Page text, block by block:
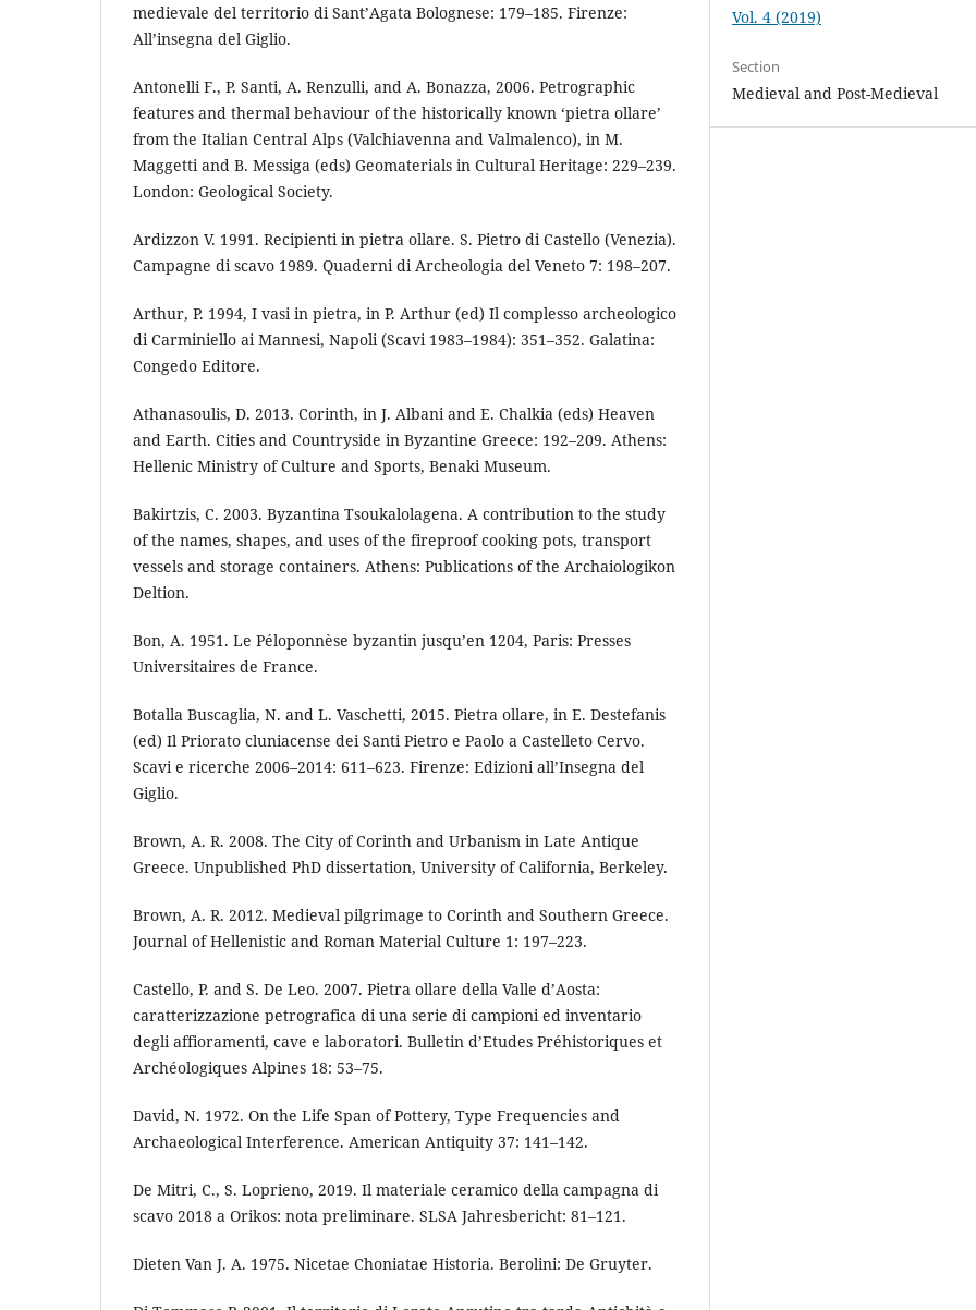
medievale del territorio di Sant’Agata Bolognese: 179–185. Firenze:
All’insegna del Giglio.
Antonelli F., P. Santi, A. Renzulli, and A. Bonazza, 2006. Petrographic
features and thermal behaviour of the historically known ‘pietra ollare’
from the Italian Central Alps (Valchiavenna and Valmalenco), in M.
Maggetti and B. Messiga (eds) Geomaterials in Cultural Heritage: 229–239.
London: Geological Society.
Ardizzon V. 1991. Recipienti in pietra ollare. S. Pietro di Castello (Venezia).
Campagne di scavo 1989. Quaderni di Archeologia del Veneto 7: 198–207.
Arthur, P. 1994, I vasi in pietra, in P. Arthur (ed) Il complesso archeologico
di Carminiello ai Mannesi, Napoli (Scavi 1983–1984): 351–352. Galatina:
Congedo Editore.
Athanasoulis, D. 2013. Corinth, in J. Albani and E. Chalkia (eds) Heaven
and Earth. Cities and Countryside in Byzantine Greece: 192–209. Athens:
Hellenic Ministry of Culture and Sports, Benaki Museum.
Bakirtzis, C. 2003. Byzantina Tsoukalolagena. A contribution to the study
of the names, shapes, and uses of the fireproof cooking pots, transport
vessels and storage containers. Athens: Publications of the Archaiologikon
Deltion.
Bon, A. 1951. Le Péloponnèse byzantin jusqu’en 1204, Paris: Presses
Universitaires de France.
Botalla Buscaglia, N. and L. Vaschetti, 2015. Pietra ollare, in E. Destefanis
(ed) Il Priorato cluniacense dei Santi Pietro e Paolo a Castelleto Cervo.
Scavi e ricerche 2006–2014: 611–623. Firenze: Edizioni all’Insegna del
Giglio.
Brown, A. R. 2008. The City of Corinth and Urbanism in Late Antique
Greece. Unpublished PhD dissertation, University of California, Berkeley.
Brown, A. R. 2012. Medieval pilgrimage to Corinth and Southern Greece.
Journal of Hellenistic and Roman Material Culture 1: 197–223.
Castello, P. and S. De Leo. 2007. Pietra ollare della Valle d’Aosta:
caratterizzazione petrografica di una serie di campioni ed inventario
degli affioramenti, cave e laboratori. Bulletin d’Etudes Préhistoriques et
Archéologiques Alpines 18: 53–75.
David, N. 1972. On the Life Span of Pottery, Type Frequencies and
Archaeological Interference. American Antiquity 37: 141–142.
De Mitri, C., S. Loprieno, 2019. Il materiale ceramico della campagna di
scavo 2018 a Orikos: nota preliminare. SLSA Jahresbericht: 81–121.
Dieten Van J. A. 1975. Nicetae Choniatae Historia. Berolini: De Gruyter.
Vol. 4 (2019)
Section
Medieval and Post-Medieval